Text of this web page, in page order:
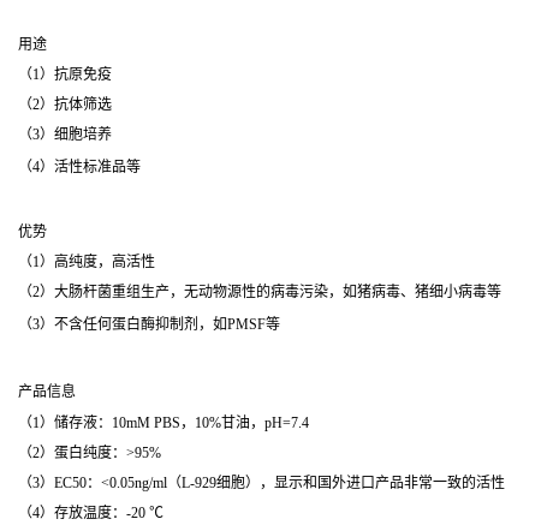
用途
（1）抗原免疫
（2）抗体筛选
（3）细胞培养
（4）活性标准品等
优势
（1）高纯度，高活性
（2）大肠杆菌重组生产，无动物源性的病毒污染，如猪病毒、猪细小病毒等
（3）不含任何蛋白酶抑制剂，如PMSF等
产品信息
（1）储存液：10mM PBS，10%甘油，pH=7.4
（2）蛋白纯度：>95%
（3）EC50：<0.05ng/ml（L-929细胞），显示和国外进口产品非常一致的活性
（4）存放温度：-20 ℃